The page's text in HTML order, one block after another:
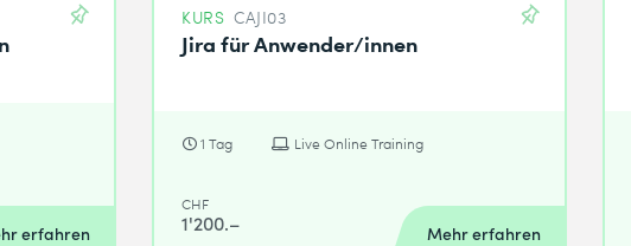
erfahren
KURS CAJI03
Jira für Anwender/innen
1 Tag Live Online Training
CHF
1'200.– Mehr erfahren